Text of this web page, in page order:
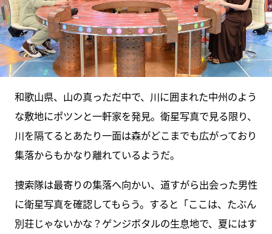
和歌山県、山の真っただ中で、川に囲まれた中州のよう
な敷地にポツンと一軒家を発見。衛星写真で見る限り、
川を隔てるとあたり一面は森がどこまでも広がっており
集落からもかなり離れているようだ。
捜索隊は最寄りの集落へ向かい、道すがら出会った男性
に衛星写真を確認してもらう。すると「ここは、たぶん
別荘じゃないかな？ゲンジボタルの生息地で、夏にはす